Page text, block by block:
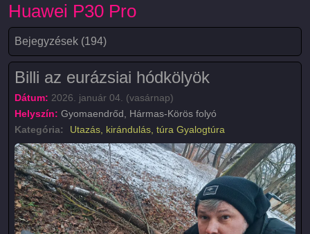
Huawei P30 Pro
Bejegyzések (194)
Billi az eurázsiai hódkölyök
Dátum: 2026. január 04. (vasárnap)
Helyszín: Gyomaendrőd, Hármas-Körös folyó
Kategória:
Utazás, kirándulás, túra Gyalogtúra